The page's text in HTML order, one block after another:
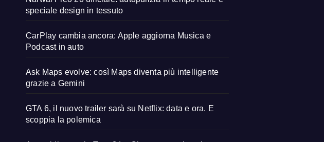
speciale design in tessuto
CarPlay cambia ancora: Apple aggiorna Musica e
Podcast in auto
Ask Maps evolve: così Maps diventa più intelligente
grazie a Gemini
GTA 6, il nuovo trailer sarà su Netflix: data e ora. E
scoppia la polemica